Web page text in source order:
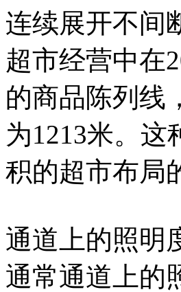
连续展开不间
超市经营中在
的商品陈列线
为1213米。
积的超市布局
通道上的照明
通常通道上的